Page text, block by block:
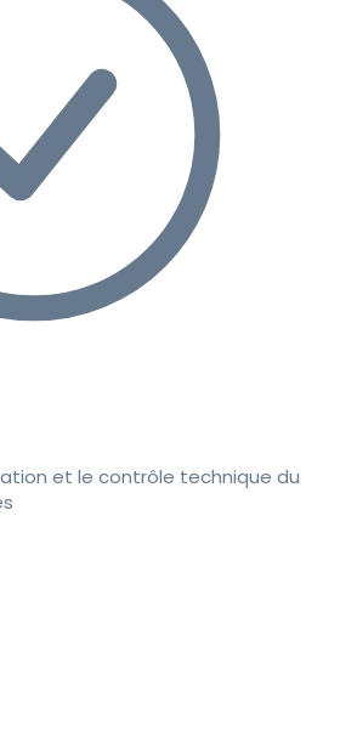
et le contrôle technique du